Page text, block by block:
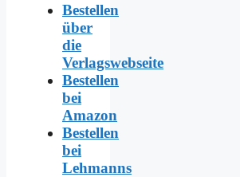
Bestellen
über
die
Verlagswebseite
Bestellen
bei
Amazon
Bestellen
bei
Lehmanns